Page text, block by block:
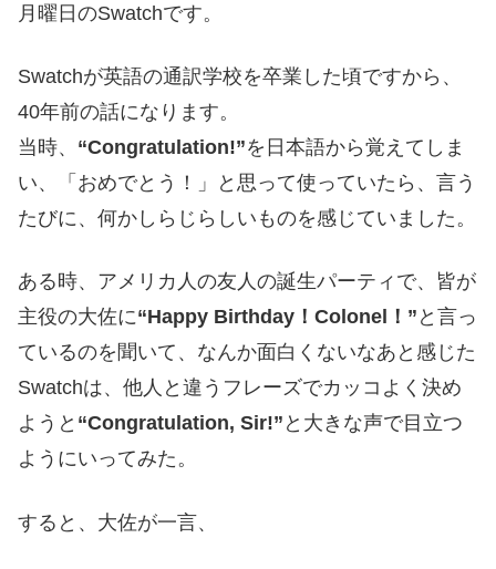
月曜日のSwatchです。
Swatchが英語の通訳学校を卒業した頃ですから、
40年前の話になります。
当時、 “Congratulation!”を日本語から覚えてしま
い、「おめでとう！」と思って使っていたら、言う
たびに、何かしらじらしいものを感じていました。
ある時、アメリカ人の友人の誕生パーティで、皆が
主役の大佐に“Happy Birthday！Colonel！” と言っ
ているのを聞いて、なんか面白くないなあと感じた
Swatchは、他人と違うフレーズでカッコよく決め
ようと “Congratulation, Sir!” と大きな声で目立つ
ようにいってみた。
すると、大佐が一言、